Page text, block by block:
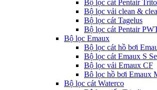
Bộ lọc cát Pentair
Bộ lọc vải clean &
Bộ lọc cát Tagelus
Bộ lọc cát Pentair
Bộ lọc Emaux
Bộ lọc cát hồ bơi
Bộ lọc cát Emaux S
Bộ lọc vải Emaux CF
Bô lọc hồ bơi Emaux
Bộ lọc cát Waterco